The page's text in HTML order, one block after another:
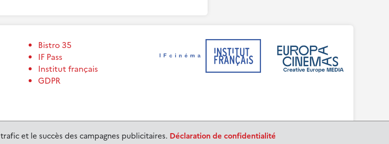
et le succès des campagnes publicitaires. Déclaration de confidentialité
Bistro 35
IF Pass
Institut français
GDPR